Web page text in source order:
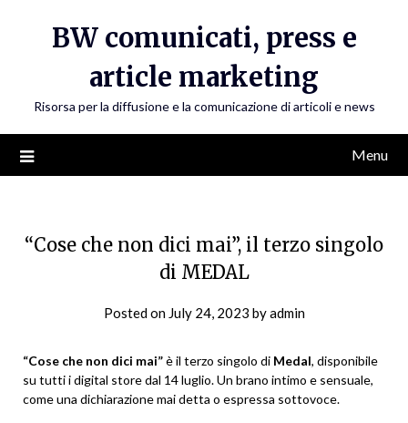
BW comunicati, press e
article marketing
Risorsa per la diffusione e la comunicazione di articoli e news
Menu
“Cose che non dici mai”, il terzo singolo
di MEDAL
Posted on July 24, 2023 byadmin
“Cose che non dici mai”è il terzo singolo di Medal, disponibile
su tutti i digital store dal 14 luglio. Un brano intimo e sensuale,
come una dichiarazione mai detta o espressa sottovoce.